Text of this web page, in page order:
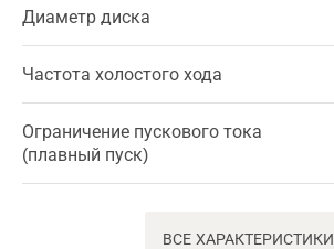
Диаметр диска
Частота холостого хода
Ограничение пускового тока
(плавный пуск)
ВСЕ ХАРАКТЕРИСТИКИ